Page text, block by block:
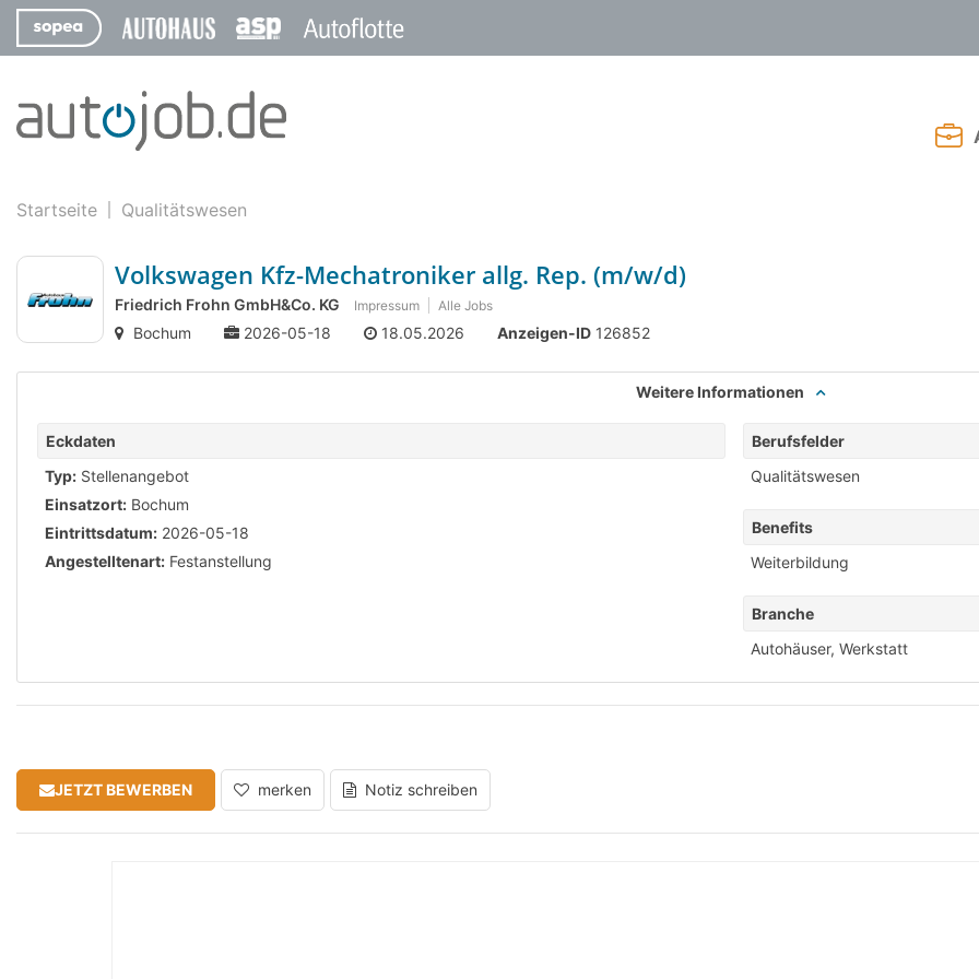
Startseite Qualitätswesen
Volkswagen Kfz-Mechatroniker allg. Rep. (m/w/d)
Friedrich Frohn GmbH&Co. KG Impressum Alle Jobs
Bochum 2026-05-18 18.05.2026 Anzeigen-ID 126852
Weitere Informationen
Eckdaten
Typ: Stellenangebot
Einsatzort: Bochum
Eintrittsdatum: 2026-05-18
Angestelltenart: Festanstellung
Berufsfelder
Qualitätswesen
Benefits
Weiterbildung
Branche
Autohäuser, Werkstatt
JETZT BEWERBEN merken Notiz schreiben